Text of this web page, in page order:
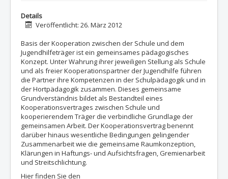
Details
Veröffentlicht: 26. März 2012
Basis der Kooperation zwischen der Schule und dem
Jugendhilfeträger ist ein gemeinsames pädagogisches
Konzept. Unter Wahrung ihrer jeweiligen Stellung als Schule
und als freier Kooperationspartner der Jugendhilfe führen
die Partner ihre Kompetenzen in der Schulpädagogik und in
der Hortpädagogik zusammen. Dieses gemeinsame
Grundverständnis bildet als Bestandteil eines
Kooperationsvertrages zwischen Schule und
kooperierendem Träger die verbindliche Grundlage der
gemeinsamen Arbeit. Der Kooperationsvertrag benennt
darüber hinaus wesentliche Bedingungen gelingender
Zusammenarbeit wie die gemeinsame Raumkonzeption,
Klärungen in Haftungs- und Aufsichtsfragen, Gremienarbeit
und Streitschlichtung.
Hier finden Sie den